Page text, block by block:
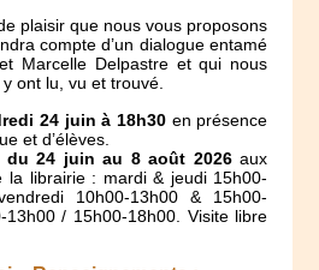
plaisir que nous vous proposons
compte d’un dialogue entamé
Marcelle Delpastre et qui nous
ont lu, vu et trouvé.
24 juin à 18h30en présence
et d’élèves.
du 24 juin au 8 août 2026aux
la librairie : mardi & jeudi 15h00-
10h00-13h00 & 15h00-
13h00 / 15h00-18h00. Visite libre